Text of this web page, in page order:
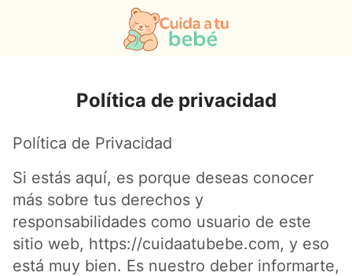
Política de privacidad
Política de Privacidad
Si estás aquí, es porque deseas conocer
más sobre tus derechos y
responsabilidades como usuario de este
sitio web, https://cuidaatubebe.com, y eso
está muy bien. Es nuestro deber informarte,